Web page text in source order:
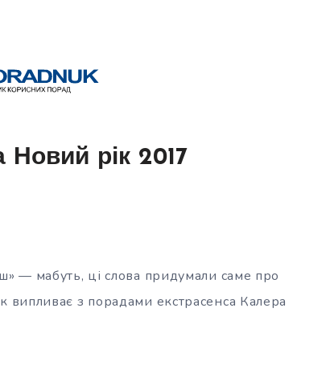
рік 2017
— мабуть, ці слова придумали саме про
випливає з порадами екстрасенса Калера